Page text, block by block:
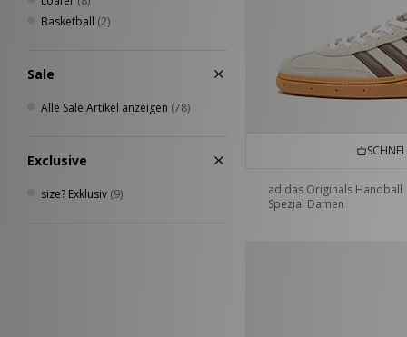
Basketball (2)
Sale
Alle Sale Artikel anzeigen (78)
Exclusive
size? Exklusiv (9)
adidas Originals Handball
Spezial Damen